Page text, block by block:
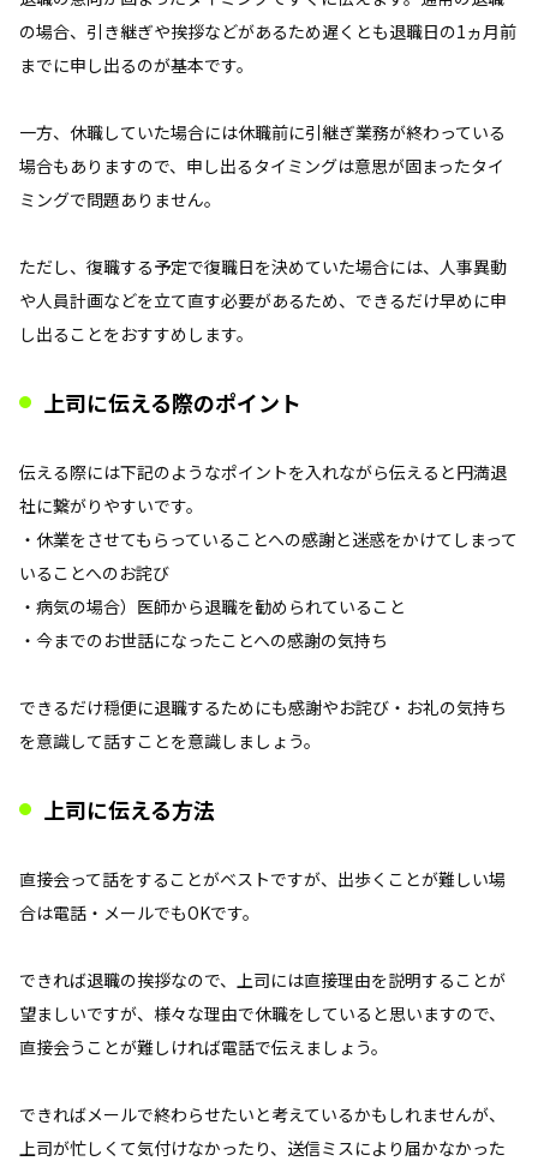
の場合、引き継ぎや挨拶などがあるため遅くとも退職日の1ヵ月前
までに申し出るのが基本です。
一方、休職していた場合には休職前に引継ぎ業務が終わっている
場合もありますので、申し出るタイミングは意思が固まったタイ
ミングで問題ありません。
ただし、復職する予定で復職日を決めていた場合には、人事異動
や人員計画などを立て直す必要があるため、できるだけ早めに申
し出ることをおすすめします。
上司に伝える際のポイント
伝える際には下記のようなポイントを入れながら伝えると円満退
社に繋がりやすいです。
・休業をさせてもらっていることへの感謝と迷惑をかけてしまって
いることへのお詫び
・病気の場合）医師から退職を勧められていること
・今までのお世話になったことへの感謝の気持ち
できるだけ穏便に退職するためにも感謝やお詫び・お礼の気持ち
を意識して話すことを意識しましょう。
上司に伝える方法
直接会って話をすることがベストですが、出歩くことが難しい場
合は電話・メールでもOKです。
できれば退職の挨拶なので、上司には直接理由を説明することが
望ましいですが、様々な理由で休職をしていると思いますので、
直接会うことが難しければ電話で伝えましょう。
できればメールで終わらせたいと考えているかもしれませんが、
上司が忙しくて気付けなかったり、送信ミスにより届かなかった